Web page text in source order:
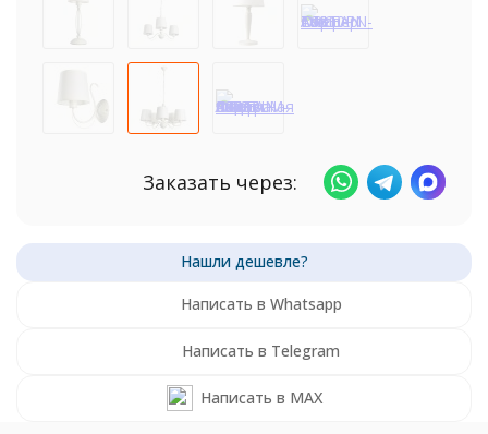
Заказать через:
Написать в Whatsapp
Написать в Telegram
Написать в MAX